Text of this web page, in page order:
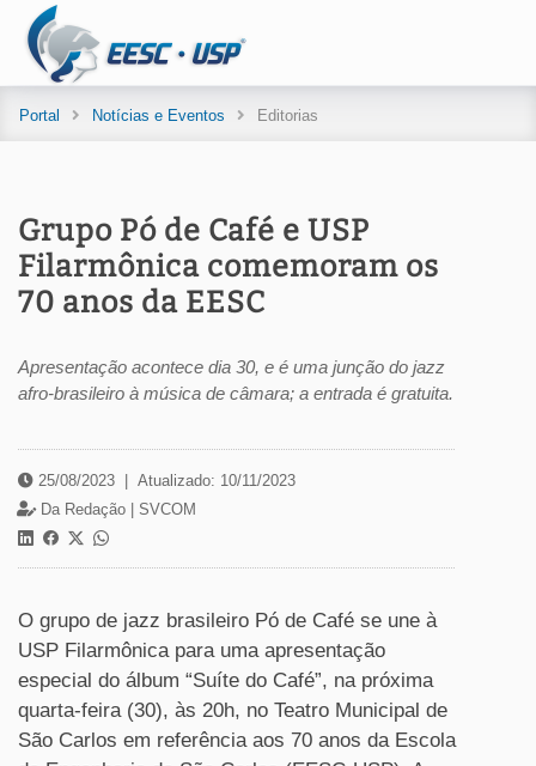
Portal Notícias e Eventos Editorias
Grupo Pó de Café e USP
Filarmônica comemoram os
70 anos da EESC
Apresentação acontece dia 30, e é uma junção do jazz
afro-brasileiro à música de câmara; a entrada é gratuita.
25/08/2023
Atualizado: 10/11/2023
Da Redação | SVCOM
O grupo de jazz brasileiro Pó de Café se une à
USP Filarmônica para uma apresentação
especial do álbum “Suíte do Café”, na próxima
quarta-feira (30), às 20h, no Teatro Municipal de
São Carlos em referência aos 70 anos da Escola